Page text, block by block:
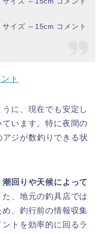
イズ ～15cm コメント
ト
に、現在でも安定し
います。特に夜間の
ジが数釣りできる状
潮回りや天候によって
、地元の釣具店では
、釣行前の情報収集
トを効率的に回るラ